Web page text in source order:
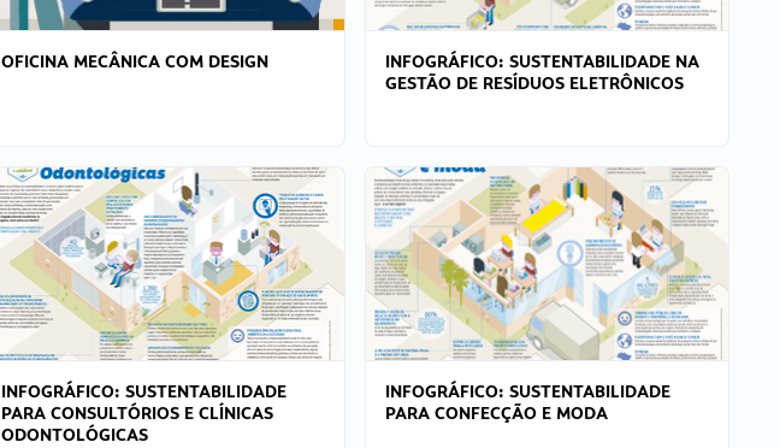
OFICINA MECÂNICA COM DESIGN
INFOGRÁFICO: SUSTENTABILIDADE NA
GESTÃO DE RESÍDUOS ELETRÔNICOS
INFOGRÁFICO: SUSTENTABILIDADE
PARA CONSULTÓRIOS E CLÍNICAS
ODONTOLÓGICAS
INFOGRÁFICO: SUSTENTABILIDADE
PARA CONFECÇÃO E MODA